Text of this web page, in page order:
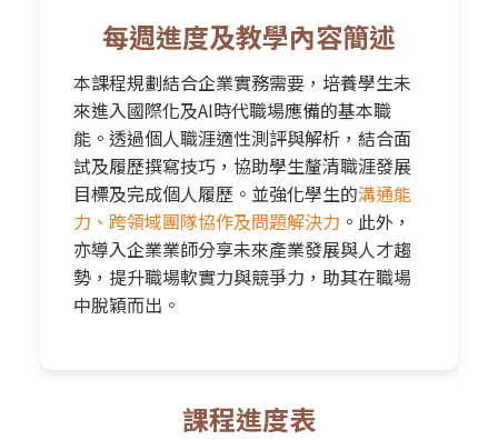
每週進度及教學內容簡述
本課程規劃結合企業實務需要，培養學生未
來進入國際化及AI時代職場應備的基本職
能。透過個人職涯適性測評與解析，結合面
試及履歷撰寫技巧，協助學生釐清職涯發展
目標及完成個人履歷。並強化學生的溝通能
力、跨領域團隊協作及問題解決力 。此外，
亦導入企業業師分享未來產業發展與人才趨
勢，提升職場軟實力與競爭力，助其在職場
中脫穎而出。
課程進度表